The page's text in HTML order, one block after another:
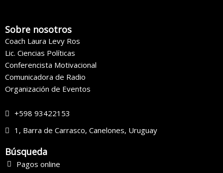
Sobre nosotros
Coach Laura Levy Ros
Lic. Ciencias Políticas
Conferencista Motivacional
Comunicadora de Radio
Organización de Eventos
+598 93422153
1, Barra de Carrasco, Canelones, Uruguay
Búsqueda
Pagos online